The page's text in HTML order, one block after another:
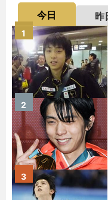
今日 昨
1
2
3